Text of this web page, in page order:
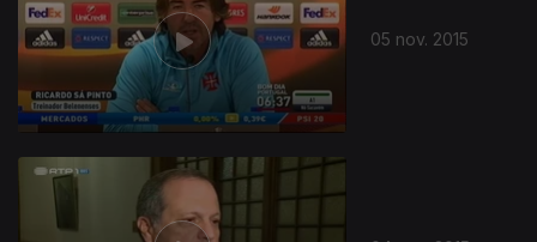
05 nov. 2015